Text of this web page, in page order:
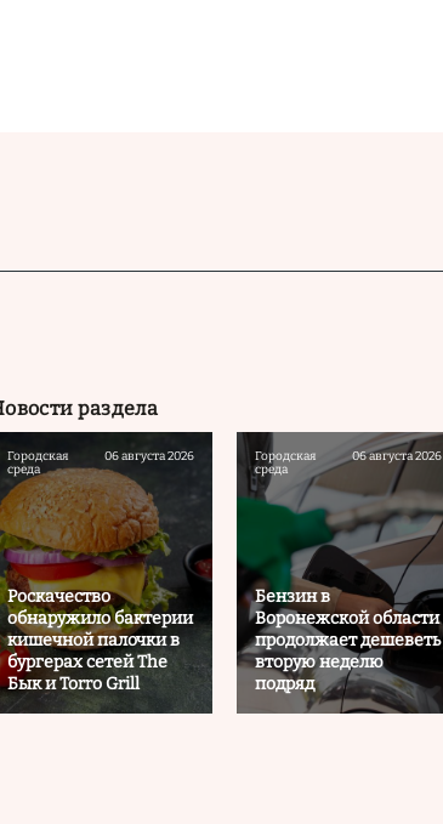
раздела
Городская
среда
06 августа 2026
Роскачество
обнаружило бактерии
кишечной палочки в
бургерах сетей The
Бык и Torro Grill
Городская
среда
06 августа 2026
Бензин в
Воронежской области
продолжает дешеветь
вторую неделю
подряд